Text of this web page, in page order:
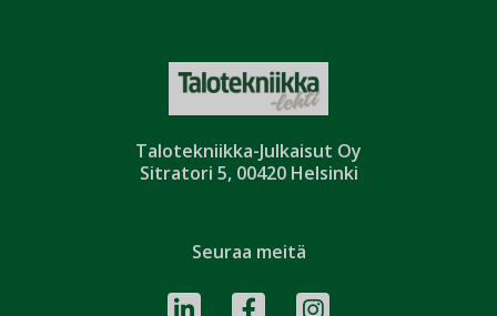
Talotekniikka-Julkaisut Oy
Sitratori 5, 00420 Helsinki
Seuraa meitä